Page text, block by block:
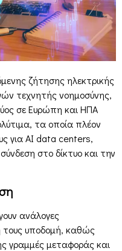
ζήτησης ηλεκτρικής
τεχνητής νοημοσύνης,
σε Ευρώπη και ΗΠΑ
τα οποία πλέον
για AI data centers,
στο δίκτυο και την
ανάλογες
τους υποδομή, καθώς
γραμμές μεταφοράς και